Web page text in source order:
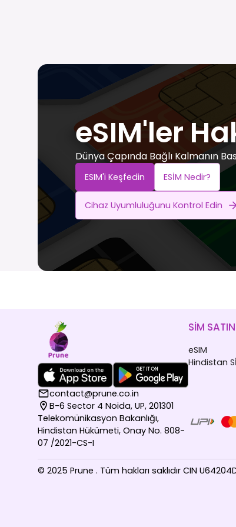
eSIM'ler
Dünya Çapında Bağlı Kalmanın
ESIM'i Keşfedin ESİM Nedir?
Cihaz Uyumluluğunu Kontrol Edin
contact@prune.co.in
B-6 Sector 4 Noida, UP, 201301
Telekomünikasyon Bakanlığı,
Hindistan Hükümeti, Onay No. 808-
07 /2021-CS-I
SİM
eSIM
Hindistan
© 2025 Prune . Tüm hakları saklıdır CIN